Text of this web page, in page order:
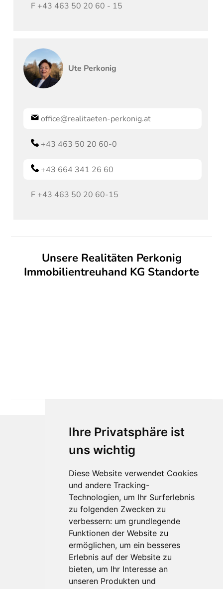
Ihre Privatsphäre ist
uns wichtig
Diese Website verwendet Cookies
und andere Tracking-
Technologien, um Ihr Surferlebnis
zu folgenden Zwecken zu
verbessern: um grundlegende
Funktionen der Website zu
ermöglichen, um ein besseres
Erlebnis auf der Website zu
bieten, um Ihr Interesse an
unseren Produkten und
F +43 463 50 20 60 - 15
Ute Perkonig
office@realitaeten-perkonig.at
+43 463 50 20 60-0
+43 664 341 26 60
F +43 463 50 20 60-15
Unsere Realitäten Perkonig
Immobilientreuhand KG Standorte
Für Makler:innen
Über Uns
Vorteile
Kontakt
Software Partner
Teilnahme